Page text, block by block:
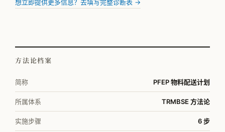
想立即提供更多信息？去填写完整诊断表 →
方法论档案
简称 PFEP 物料配送计划
所属体系 TRMBSE 方法论
实施步骤 6 步